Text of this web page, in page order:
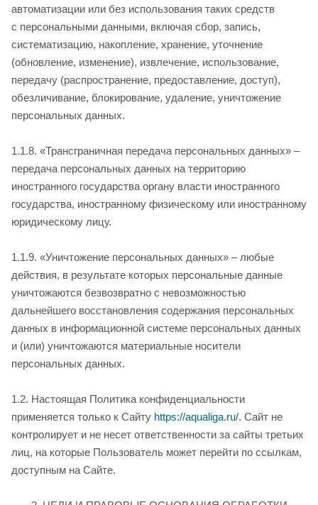
автоматизации или без использования таких средств
с персональными данными, включая сбор, запись,
систематизацию, накопление, хранение, уточнение
(обновление, изменение), извлечение, использование,
передачу (распространение, предоставление, доступ),
обезличивание, блокирование, удаление, уничтожение
персональных данных.
1.1.8. «Трансграничная передача персональных данных» –
передача персональных данных на территорию
иностранного государства органу власти иностранного
государства, иностранному физическому или иностранному
юридическому лицу.
1.1.9. «Уничтожение персональных данных» – любые
действия, в результате которых персональные данные
уничтожаются безвозвратно с невозможностью
дальнейшего восстановления содержания персональных
данных в информационной системе персональных данных
и (или) уничтожаются материальные носители
персональных данных.
1.2. Настоящая Политика конфиденциальности
применяется только к Сайту https://aqualiga.ru/. Сайт не
контролирует и не несет ответственности за сайты третьих
лиц, на которые Пользователь может перейти по ссылкам,
доступным на Сайте.